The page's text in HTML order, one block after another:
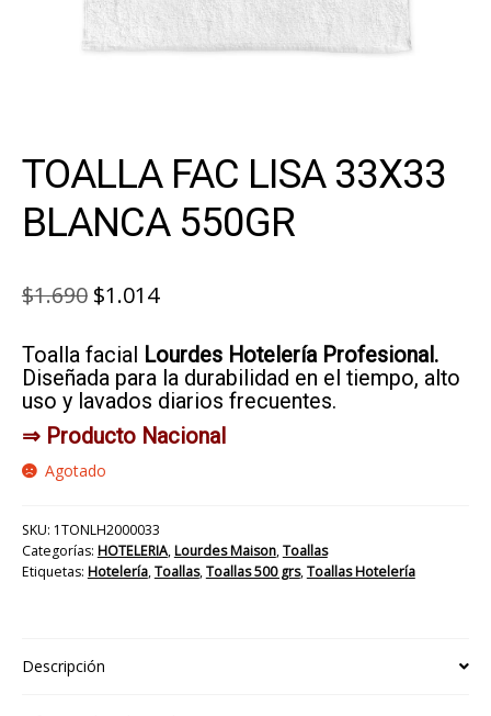
TOALLA FAC LISA 33X33
BLANCA 550GR
$1.690 El
original
era:
$1.690.
$1.014El
actual
es:
$1.014.
Toalla facial
Lourdes Hotelería Profesional.
Diseñada para la durabilidad en el tiempo, alto
uso y lavados diarios frecuentes.
⇒ Producto Nacional
Agotado
SKU: 1TONLH2000033
Categorías: HOTELERIA,Lourdes Maison,Toallas
Etiquetas: Hotelería,Toallas,Toallas 500 grs,Toallas Hotelería
Descripción